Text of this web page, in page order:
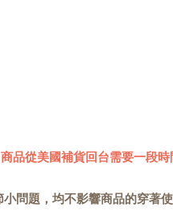
品從美國補貨回台需要一段時
問題，均不影響商品的穿著